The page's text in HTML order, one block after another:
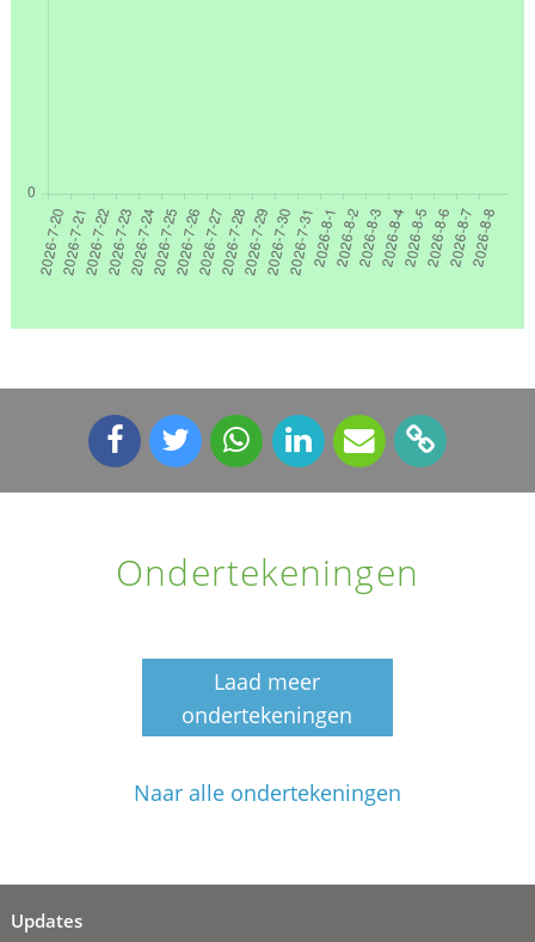
Ondertekeningen
Laad meer
ondertekeningen
Naar alle ondertekeningen
Updates